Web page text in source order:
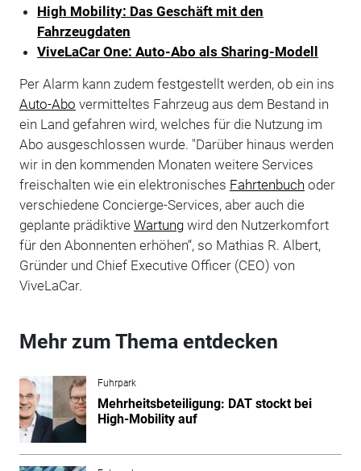
High Mobility: Das Geschäft mit den
Fahrzeugdaten
ViveLaCar One: Auto-Abo als Sharing-Modell
Per Alarm kann zudem festgestellt werden, ob ein ins
Auto-Abo vermitteltes Fahrzeug aus dem Bestand in
ein Land gefahren wird, welches für die Nutzung im
Abo ausgeschlossen wurde. "Darüber hinaus werden
wir in den kommenden Monaten weitere Services
freischalten wie ein elektronisches Fahrtenbuch oder
verschiedene Concierge-Services, aber auch die
geplante prädiktive Wartungwird den Nutzerkomfort
für den Abonnenten erhöhen“, so Mathias R. Albert,
Gründer und Chief Executive Officer (CEO) von
ViveLaCar.
Mehr zum Thema entdecken
Fuhrpark
Mehrheitsbeteiligung: DAT stockt bei
High-Mobility auf